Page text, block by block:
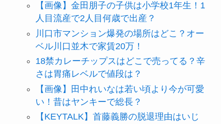
【画像】金田朋子の子供は小学校1年生！1
人目流産で2人目何歳で出産？
川口市マンション爆発の場所はどこ？オー
ベル川口並木で家賃20万！
18禁カレーチップスはどこで売ってる？辛
さは胃痛レベルで値段は？
【画像】田中れいなは若い頃より今が可愛
い！昔はヤンキーで総長？
【KEYTALK】首藤義勝の脱退理由はいじ